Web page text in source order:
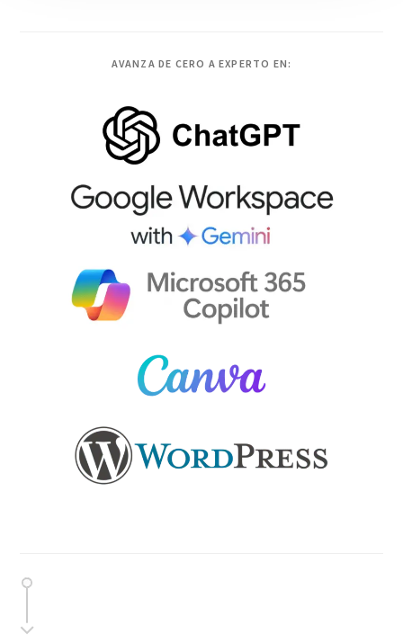
AVANZA DE CERO A EXPERTO EN: